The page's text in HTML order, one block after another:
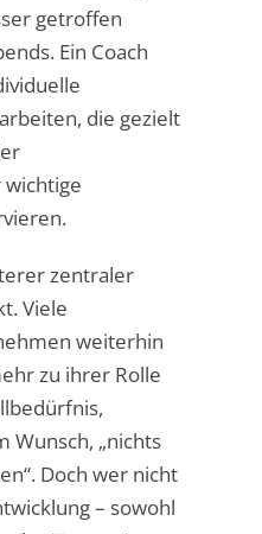
getroffen
Ein Coach
die gezielt
zentraler
Viele
weiterhin
zu ihrer Rolle
Wunsch, „nichts
Doch wer nicht
– sowohl